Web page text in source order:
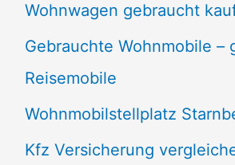
Wohnwagen gebraucht
Gebrauchte Wohnmobile –
Reisemobile
Wohnmobilstellplatz
Kfz Versicherung